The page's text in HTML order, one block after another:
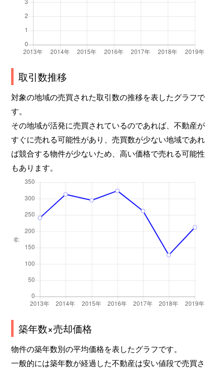
取引数推移
対象の地域の売買された取引数の推移を表したグラフで
す。
その地域が活発に売買されているのであれば、不動産が
すぐに売れる可能性があり、売買数が少ない地域であれ
ば競合する物件が少ないため、高い価格で売れる可能性
もあります。
築年数×売却価格
物件の築年数別の平均価格を表したグラフです。
一般的には築年数が経過した不動産は安い値段で売買さ